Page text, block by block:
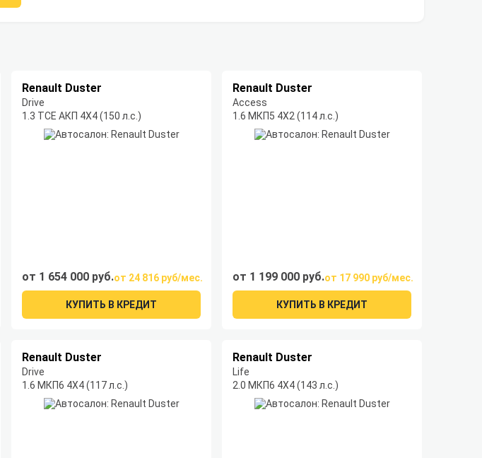
Renault Duster
Drive
1.3 TCE АКП 4Х4 (150 л.с.)
от 1 654 000 руб.от 24 816 руб/мес.
КУПИТЬ В КРЕДИТ
Renault Duster
Access
1.6 МКП5 4Х2 (114 л.с.)
от 1 199 000 руб.от 17 990 руб/мес.
КУПИТЬ В КРЕДИТ
Renault Duster
Drive
1.6 МКП6 4Х4 (117 л.с.)
Renault Duster
Life
2.0 МКП6 4Х4 (143 л.с.)